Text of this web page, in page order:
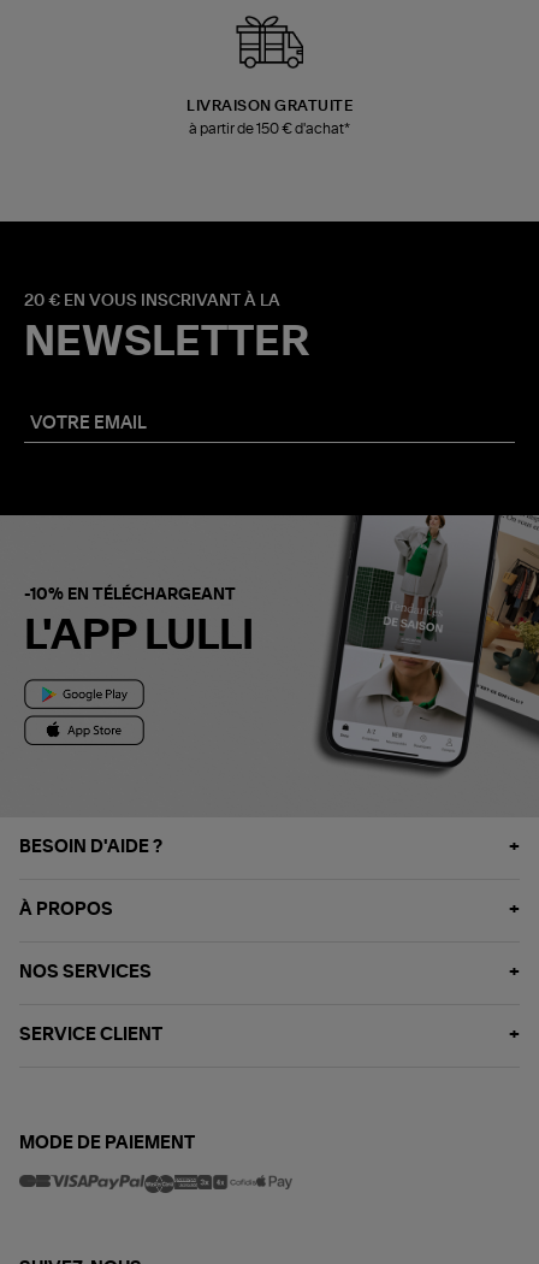
LIVRAISON GRATUITE
à partir de 150 € d'achat*
20 € EN VOUS INSCRIVANT À LA
NEWSLETTER
-10% EN TÉLÉCHARGEANT
L'APP LULLI
BESOIN D'AIDE ?
À PROPOS
NOS SERVICES
SERVICE CLIENT
MODE DE PAIEMENT